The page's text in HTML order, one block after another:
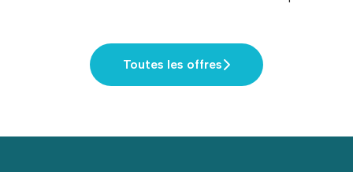
Toutes les offres